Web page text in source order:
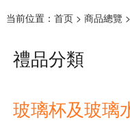
当前位置： 首页> 商品總覽 >
禮品分類
玻璃杯及玻璃